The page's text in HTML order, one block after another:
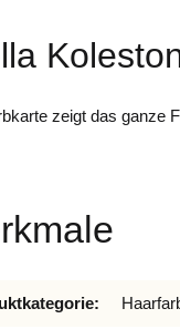
zeigt das ganze